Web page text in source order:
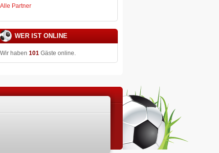
Alle Partner
WER IST ONLINE
Wir haben 101Gäste online.